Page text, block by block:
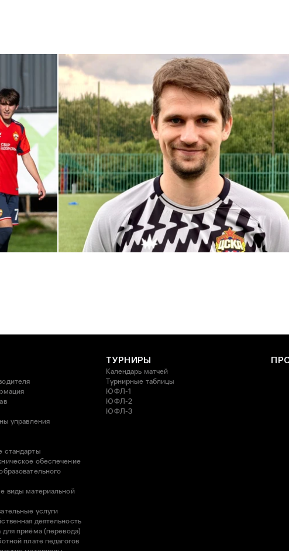
С возвращением в родной клуб, Антон Александрович!
27 ИЮЛЯ 2026 14:40
управления
стандарты
обеспечение
виды материальной
услуги
деятельность
для приёма (перевода)
плате педагогов
ТУРНИРЫ
Календарь матчей
Турнирные таблицы
ЮФЛ-1
ЮФЛ-2
ЮФЛ-3